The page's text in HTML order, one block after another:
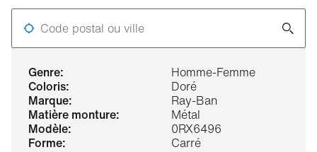
genre:
Homme-Femme
coloris:
Doré
marque:
Ray-Ban
matière monture:
Métal
modèle:
0RX6496
forme:
Carré
Code postal ou ville